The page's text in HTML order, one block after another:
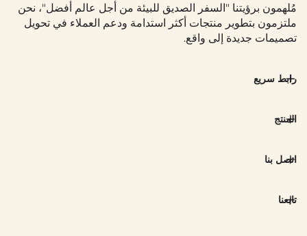
مُلهمون برؤيتنا "السفر الصديق للبيئة من أجل عالم أفضل"، نحن
ملتزمون بتطوير منتجات أكثر استدامة ودعم العملاء في تحويل
تصميمات جديدة إلى واقع.
رابط سريع
المنتج
اتصل بنا
تابعنا